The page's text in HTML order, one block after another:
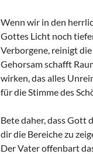
Wenn wir in den
Gottes Licht noch
Verborgene, reinigt
Gehorsam schafft
wirken, das alles
für die Stimme des
Bete daher, dass Gott
dir die Bereiche zu
Der Vater offenbart